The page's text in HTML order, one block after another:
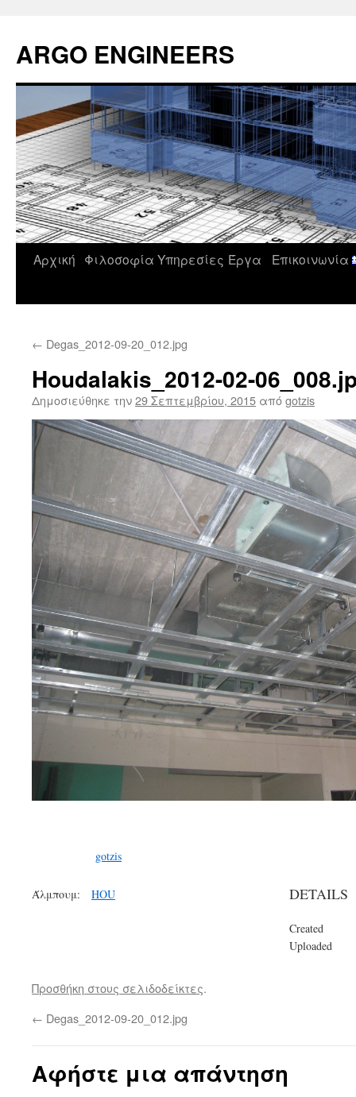
περιεχόμενο
ARGO ENGINEERS
Αρχική Φιλοσοφία Υπηρεσίες Έργα
Επικοινωνία
← Degas_2012-09-20_012.jpg
Houdalakis_2012-02-
Δημοσιεύθηκε την29 Σεπτεμβρίου, 2015 απόgotzis
gotzis
Άλμπουμ: HOU DETAILS
Created
Uploaded
Προσθήκη στους σελιδοδείκτες.
← Degas_2012-09-20_012.jpg
Αφήστε μια απάντηση